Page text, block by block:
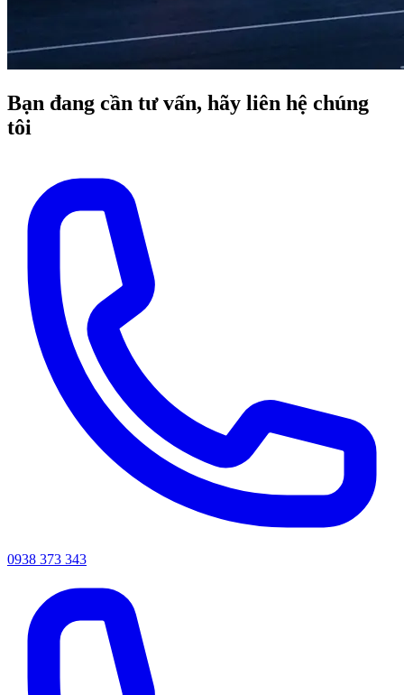
Bạn đang cần tư vấn, hãy liên hệ chúng
tôi
0938 373 343